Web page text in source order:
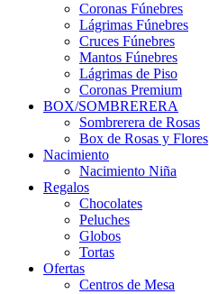
Coronas Fúnebres
Lágrimas Fúnebres
Cruces Fúnebres
Mantos Fúnebres
Lágrimas de Piso
Coronas Premium
BOX/SOMBRERERA
Sombrerera de Rosas
Box de Rosas y Flores
Nacimiento
Nacimiento Niña
Regalos
Chocolates
Peluches
Globos
Tortas
Ofertas
Centros de Mesa